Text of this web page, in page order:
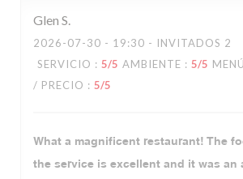
Glen S
2026-07-30 - 19:30 - INVITADOS 2
SERVICIO : 5/5 AMBIENTE : 5/5 MENÚ
/ PRECIO : 5/5
What a magnificent restaurant! The
the service is excellent and it was an